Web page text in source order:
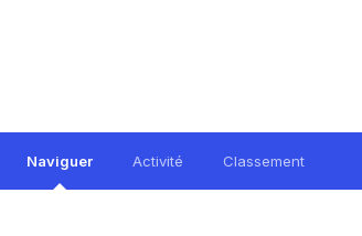
Naviguer Activité Classement